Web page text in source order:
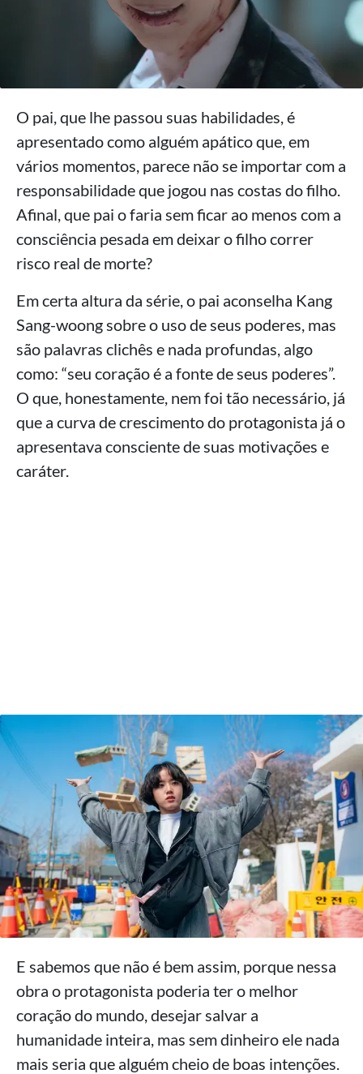
O pai, que lhe passou suas habilidades, é
apresentado como alguém apático que, em
vários momentos, parece não se importar com a
responsabilidade que jogou nas costas do filho.
Afinal, que pai o faria sem ficar ao menos com a
consciência pesada em deixar o filho correr
risco real de morte?
Em certa altura da série, o pai aconselha Kang
Sang-woong sobre o uso de seus poderes, mas
são palavras clichês e nada profundas, algo
como: “seu coração é a fonte de seus poderes”.
O que, honestamente, nem foi tão necessário, já
que a curva de crescimento do protagonista já o
apresentava consciente de suas motivações e
caráter.
E sabemos que não é bem assim, porque nessa
obra o protagonista poderia ter o melhor
coração do mundo, desejar salvar a
humanidade inteira, mas sem dinheiro ele nada
mais seria que alguém cheio de boas intenções.